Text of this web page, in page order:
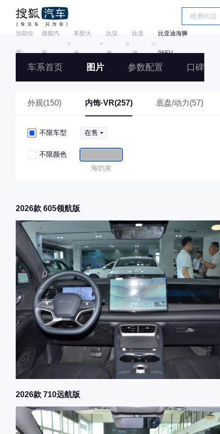
当前位
置:
搜狐汽
车
＞
车型大
全
＞
比亚
迪
＞
比亚
迪
＞
比亚迪海狮
06EV
车系首页 图片 参数配置 口碑
外观(150) 内饰·VR(257) 底盘/动力(57)
不限车型 在售
不限颜色
海韵灰
2026款 605领航版
2026款 710远航版